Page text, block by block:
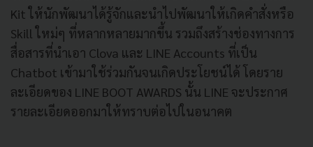
Kit ให้นักพัฒนาได้รู้จักและนำไปพัฒนาให้เกิดคำสั่งหรือ
Skill ใหม่ๆ ที่หลากหลายมากขึ้น รวมถึงสร้างช่องทางการ
สื่อสารที่นำเอา Clova และ LINE Accounts ที่เป็น
Chatbot เข้ามาใช้ร่วมกันจนเกิดประโยชน์ได้ โดยราย
ละเอียดของ LINE BOOT AWARDS นั้น LINE จะประกาศ
รายละเอียดออกมาให้ทราบต่อไปในอนาคต